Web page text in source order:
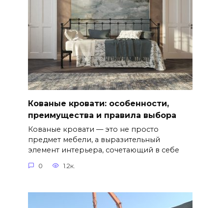
Кованые кровати: особенности,
преимущества и правила выбора
Кованые кровати — это не просто
предмет мебели, а выразительный
элемент интерьера, сочетающий в себе
0 1.2к.